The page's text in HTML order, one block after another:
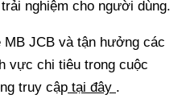
nghiệm cho người dùng.
JCB và tận hưởng các
vực chi tiêu trong cuộc
truy cập tại đây .